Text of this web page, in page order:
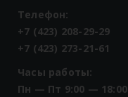
Телефон:
+7 (423) 208-29-29
+7 (423) 273-21-61
Часы работы:
Пн — Пт 9:00 — 18:00